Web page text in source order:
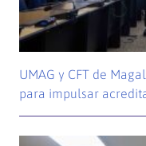
UMAG y CFT de
para impulsar